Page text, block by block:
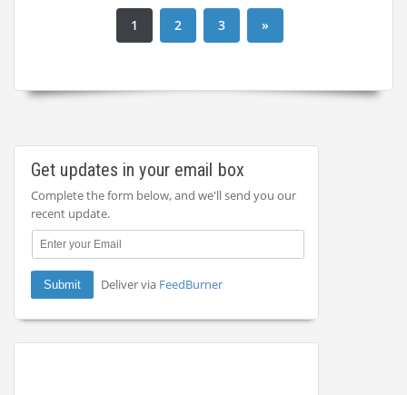
1 2 3 »
Get updates in your email box
Complete the form below, and we'll send you our
recent update.
Deliver via FeedBurner